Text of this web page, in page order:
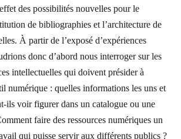
des possibilités nouvelles pour le
de bibliographies et l’architecture de
À partir de l’exposé d’expériences
donc d’abord nous interroger sur les
intellectuelles qui doivent présider à
numérique : quelles informations les uns et
ils voir figurer dans un catalogue ou une
faire des ressources numériques un
qui puisse servir aux différents publics ?